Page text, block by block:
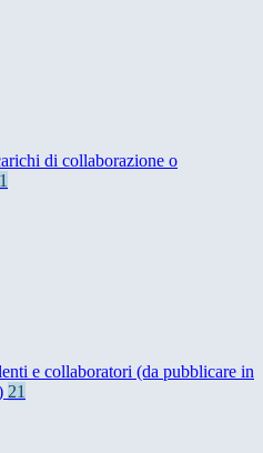
di collaborazione o
e collaboratori (da pubblicare in
21